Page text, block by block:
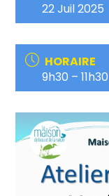
22 Juil 2025
HORAIRE
9h30 – 11h30